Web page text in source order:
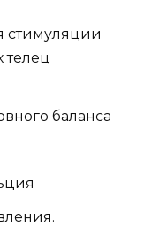
стимуляции
телец
баланса